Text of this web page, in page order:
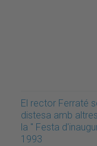
El rector Ferraté
distesa amb
la " Festa
1993